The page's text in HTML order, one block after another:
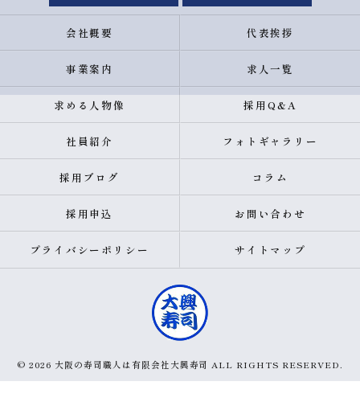
会社概要 代表挨拶
事業案内 求人一覧
求める人物像 採用Q&A
社員紹介 フォトギャラリー
採用ブログ コラム
採用申込 お問い合わせ
プライバシーポリシー サイトマップ
© 2026 大阪の寿司職人は有限会社大興寿司 ALL RIGHTS RESERVED.